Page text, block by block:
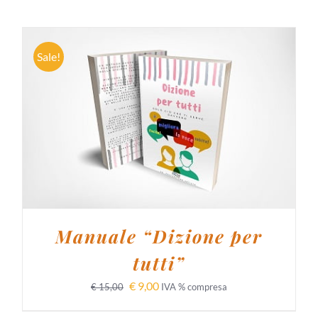
Sale!
AGGIUNGI AL CARRELLO / DETTAGLI
Manuale “Dizione per
tutti”
€15,00 € 9,00 IVA % compresa